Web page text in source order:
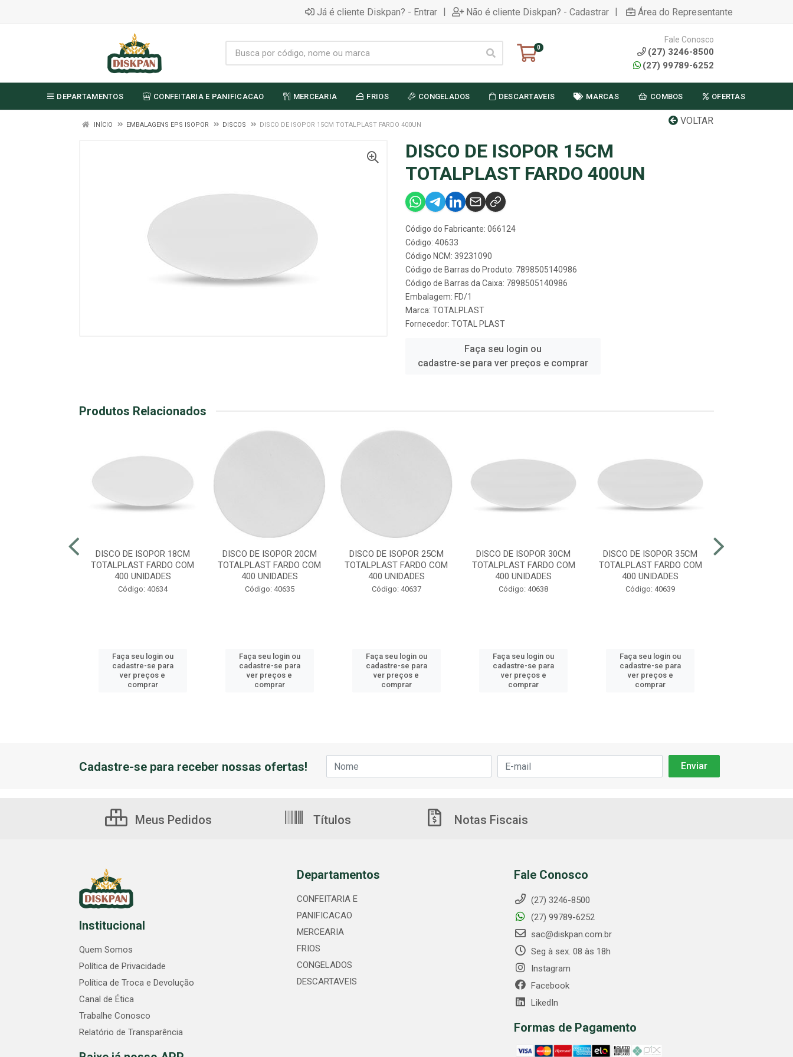
Já é cliente Diskpan? - Entrar | Não é cliente Diskpan? - Cadastrar | Área do Representante
0
Fale Conosco
(27) 3246-8500
(27) 99789-6252
DEPARTAMENTOS CONFEITARIA E PANIFICACAO MERCEARIA FRIOS CONGELADOS DESCARTAVEIS MARCAS COMBOS OFERTAS
VOLTAR
INÍCIO EMBALAGENS EPS ISOPOR DISCOS DISCO DE ISOPOR 15CM TOTALPLAST FARDO 400UN
DISCO DE ISOPOR 15CM
TOTALPLAST FARDO 400UN
Código do Fabricante: 066124
Código: 40633
Código NCM: 39231090
Código de Barras do Produto: 7898505140986
Código de Barras da Caixa: 7898505140986
Embalagem: FD/1
Marca: TOTALPLAST
Fornecedor: TOTAL PLAST
Faça seu login ou
cadastre-se para ver preços e comprar
Produtos Relacionados
DISCO DE ISOPOR 18CM
TOTALPLAST FARDO COM
400 UNIDADES
Código: 40634
Faça seu login ou
cadastre-se para
ver preços e
comprar
DISCO DE ISOPOR 20CM
TOTALPLAST FARDO COM
400 UNIDADES
Código: 40635
Faça seu login ou
cadastre-se para
ver preços e
comprar
DISCO DE ISOPOR 25CM
TOTALPLAST FARDO COM
400 UNIDADES
Código: 40637
Faça seu login ou
cadastre-se para
ver preços e
comprar
DISCO DE ISOPOR 30CM
TOTALPLAST FARDO COM
400 UNIDADES
Código: 40638
Faça seu login ou
cadastre-se para
ver preços e
comprar
DISCO DE ISOPOR 35CM
TOTALPLAST FARDO COM
400 UNIDADES
Código: 40639
Faça seu login ou
cadastre-se para
ver preços e
comprar
Cadastre-se para receber nossas ofertas!
Meus Pedidos Títulos Notas Fiscais
Institucional
Quem Somos
Política de Privacidade
Política de Troca e Devolução
Canal de Ética
Trabalhe Conosco
Relatório de Transparência
Departamentos
CONFEITARIA E
PANIFICACAO
MERCEARIA
FRIOS
CONGELADOS
DESCARTAVEIS
Fale Conosco
(27) 3246-8500
(27) 99789-6252
sac@diskpan.com.br
Seg à sex. 08 às 18h
Instagram
Facebook
LikedIn
Formas de Pagamento